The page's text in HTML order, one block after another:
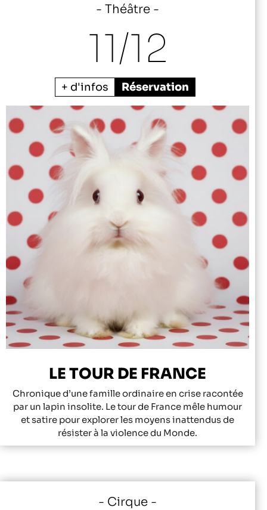
Théâtre
11/12
+ d'infos Réservation
LE TOUR DE FRANCE
Chronique d’une famille ordinaire en crise racontée
par un lapin insolite. Le tour de France mêle humour
et satire pour explorer les moyens inattendus de
résister à la violence du Monde.
Cirque